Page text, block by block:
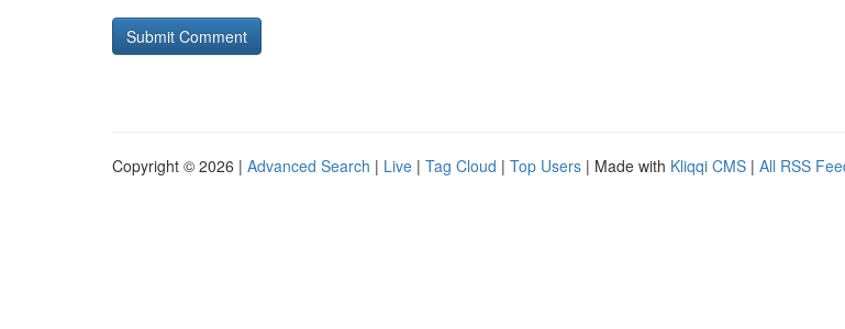
Copyright © 2026 | Advanced Search | Live | Tag Cloud | Top Users | Made with Kliqqi CMS | All RSS